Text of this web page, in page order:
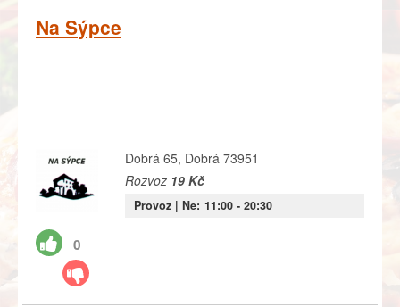
Na Sýpce
0
Dobrá 65, Dobrá 73951
Rozvoz 19 Kč
Provoz | Ne: 11:00- 20:30